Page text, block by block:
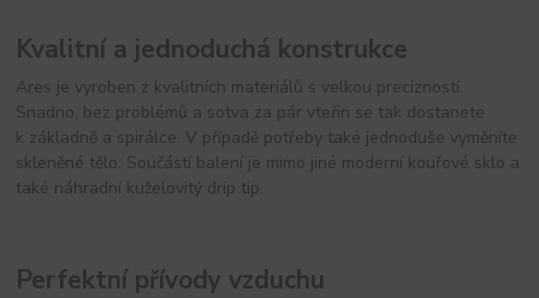
Kvalitní a jednoduchá konstrukce
Ares je vyroben z kvalitních materiálů s velkou precizností.
Snadno, bez problémů a sotva za pár vteřin se tak dostanete
k základně a spirálce. V případě potřeby také jednoduše vyměníte
skleněné tělo. Součástí balení je mimo jiné moderní kouřové sklo a
také náhradní kuželovitý drip tip.
Perfektní přívody vzduchu